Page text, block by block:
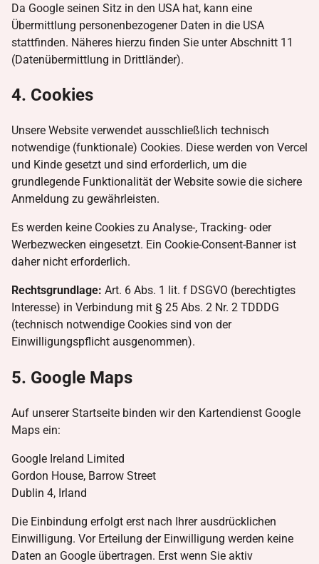
Da Google seinen Sitz in den USA hat, kann eine
Übermittlung personenbezogener Daten in die USA
stattfinden. Näheres hierzu finden Sie unter Abschnitt 11
(Datenübermittlung in Drittländer).
4. Cookies
Unsere Website verwendet ausschließlich technisch
notwendige (funktionale) Cookies. Diese werden von Vercel
und Kinde gesetzt und sind erforderlich, um die
grundlegende Funktionalität der Website sowie die sichere
Anmeldung zu gewährleisten.
Es werden keine Cookies zu Analyse-, Tracking- oder
Werbezwecken eingesetzt. Ein Cookie-Consent-Banner ist
daher nicht erforderlich.
Rechtsgrundlage: Art. 6 Abs. 1 lit. f DSGVO (berechtigtes
Interesse) in Verbindung mit § 25 Abs. 2 Nr. 2 TDDDG
(technisch notwendige Cookies sind von der
Einwilligungspflicht ausgenommen).
5. Google Maps
Auf unserer Startseite binden wir den Kartendienst Google
Maps ein:
Google Ireland Limited
Gordon House, Barrow Street
Dublin 4, Irland
Die Einbindung erfolgt erst nach Ihrer ausdrücklichen
Einwilligung. Vor Erteilung der Einwilligung werden keine
Daten an Google übertragen. Erst wenn Sie aktiv